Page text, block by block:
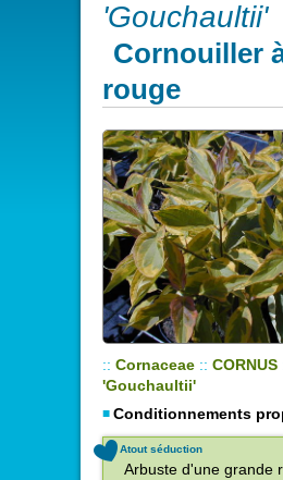
'Gouchaultii'
Cornouiller
rouge
:: Cornaceae :: CORNUS
'Gouchaultii'
Conditionnements
Atout séduction
Arbuste d'une grande